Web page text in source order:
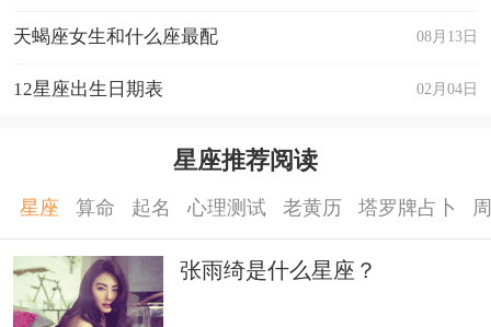
08月13日
天蝎座女生和什么座最配
02月04日
12星座出生日期表
星座推荐阅读
星座 算命 起名 心理测试 老黄历 塔罗牌占卜
张雨绮是什么星座？